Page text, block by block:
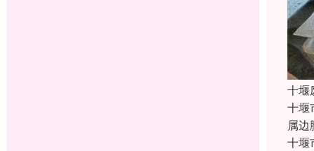
十堰
十堰
属
十堰